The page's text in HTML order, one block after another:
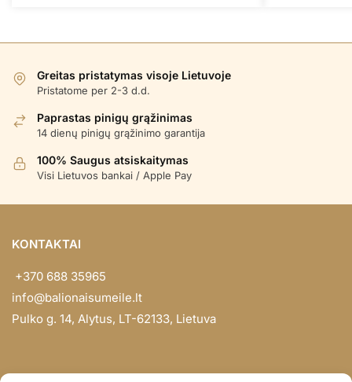
Greitas pristatymas visoje Lietuvoje
Pristatome per 2-3 d.d.
Paprastas pinigų grąžinimas
14 dienų pinigų grąžinimo garantija
100% Saugus atsiskaitymas
Visi Lietuvos bankai / Apple Pay
KONTAKTAI
+370 688 35965
info@balionaisumeile.lt
Pulko g. 14, Alytus, LT-62133, Lietuva